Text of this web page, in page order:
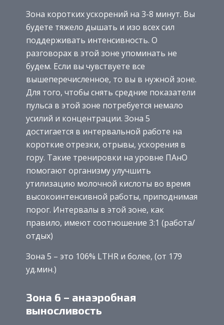
Зона коротких ускорений на 3-8 минут. Вы
будете тяжело дышать и изо всех сил
поддерживать интенсивность. О
разговорах в этой зоне упоминать не
будем. Если вы чувствуете все
вышеперечисленное, то вы в нужной зоне.
Для того, чтобы снять средние показатели
пульса в этой зоне потребуется немало
усилий и концентрации. Зона 5
достигается в интервальной работе на
короткие отрезки, отрывы, ускорения в
гору. Такие тренировки на уровне ПАнО
помогают организму улучшить
утилизацию молочной кислоты во время
высокоинтенсивной работы, приподнимая
порог. Интервалы в этой зоне, как
правило, имеют соотношение 3:1 (работа/
отдых)
Зона 5 – это 106% LTHR и более, (от 179
уд.мин.)
Зона 6 – анаэробная
выносливость